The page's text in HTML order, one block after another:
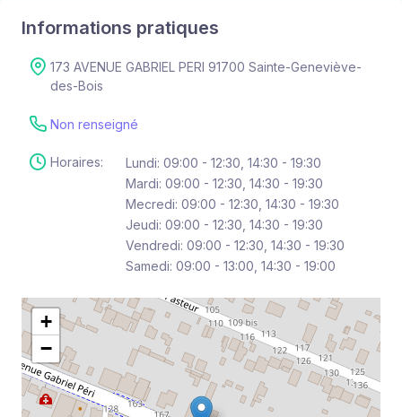
Informations pratiques
173 AVENUE GABRIEL PERI 91700 Sainte-Geneviève-
des-Bois
Non renseigné
Horaires:
Lundi: 09:00 - 12:30, 14:30 - 19:30
Mardi: 09:00 - 12:30, 14:30 - 19:30
Mecredi: 09:00 - 12:30, 14:30 - 19:30
Jeudi: 09:00 - 12:30, 14:30 - 19:30
Vendredi: 09:00 - 12:30, 14:30 - 19:30
Samedi: 09:00 - 13:00, 14:30 - 19:00
+
−